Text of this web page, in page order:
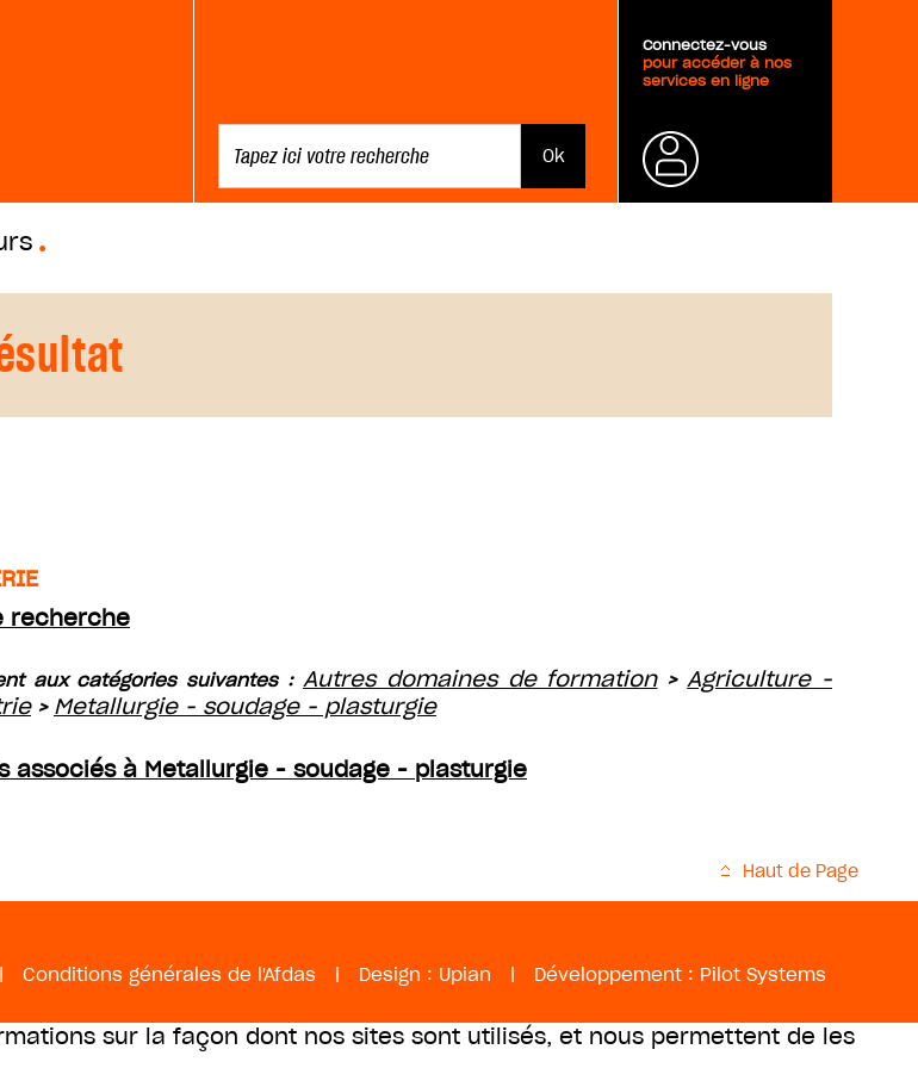
Connectez-vous
pour accéder à nos
services en ligne
recherche
aux catégories suivantes : Autres domaines de formation>Agriculture -
> Metallurgie - soudage - plasturgie
associés à Metallurgie - soudage - plasturgie
Haut de Page
| Conditions générales de l'Afdas | Design : Upian | Développement : Pilot Systems
sur la façon dont nos sites sont utilisés, et nous permettent de les